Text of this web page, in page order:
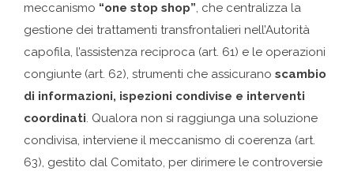
meccanismo “one stop shop”, che centralizza la
gestione dei trattamenti transfrontalieri nell’Autorità
capofila, l’assistenza reciproca (art. 61) e le operazioni
congiunte (art. 62), strumenti che assicurano scambio
di informazioni, ispezioni condivise e interventi
coordinati. Qualora non si raggiunga una soluzione
condivisa, interviene il meccanismo di coerenza (art.
63), gestito dal Comitato, per dirimere le controversie